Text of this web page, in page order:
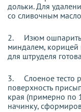
дольки. Для
со сливочным
2.
Изюм
миндалем,
для штруделя
3.
Слоеное тесто
поверхность
края (примерно по
начинку,